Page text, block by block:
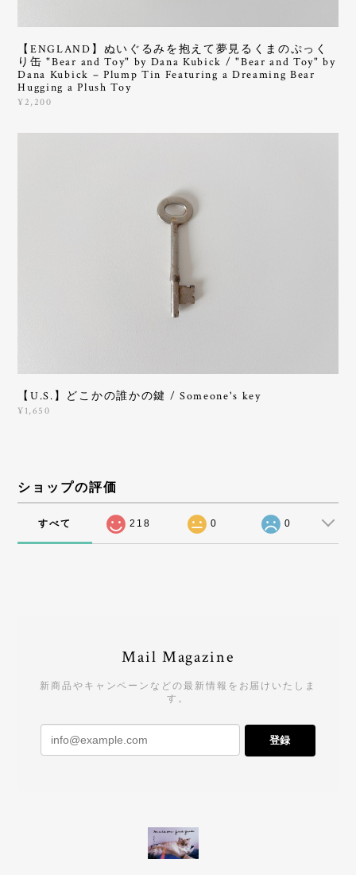
【ENGLAND】ぬいぐるみを抱えて夢見るくまのぷっく
り缶 "Bear and Toy" by Dana Kubick / "Bear and Toy" by
Dana Kubick – Plump Tin Featuring a Dreaming Bear
Hugging a Plush Toy
¥2,200
【U.S.】どこかの誰かの鍵 / Someone's key
¥1,650
ショップの評価
すべて 218 0 0
Mail Magazine
新商品やキャンペーンなどの最新情報をお届けいたしま
す。
登録